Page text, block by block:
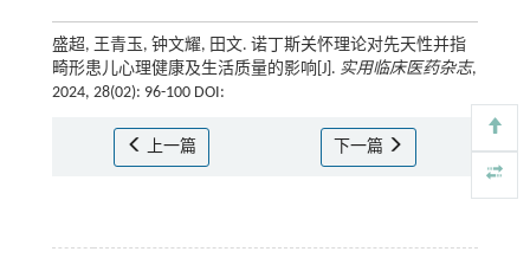
盛超, 王青玉, 钟文耀, 田文. 诺丁斯关怀理论对先天性并指
畸形患儿心理健康及生活质量的影响[J]. 实用临床医药杂志,
2024, 28(02): 96-100 DOI:
上一篇 下一篇